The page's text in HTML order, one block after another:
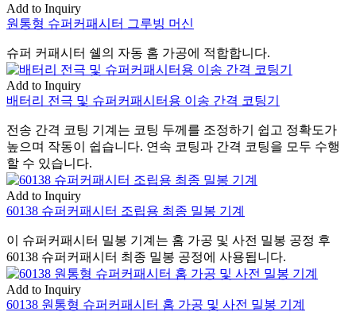
Add to Inquiry
원통형 슈퍼커패시터 그루빙 머신
슈퍼 커패시터 쉘의 자동 홈 가공에 적합합니다.
Add to Inquiry
배터리 전극 및 슈퍼커패시터용 이송 간격 코팅기
전송 간격 코팅 기계는 코팅 두께를 조정하기 쉽고 정확도가
높으며 작동이 쉽습니다. 연속 코팅과 간격 코팅을 모두 수행
할 수 있습니다.
Add to Inquiry
60138 슈퍼커패시터 조립용 최종 밀봉 기계
이 슈퍼커패시터 밀봉 기계는 홈 가공 및 사전 밀봉 공정 후
60138 슈퍼커패시터 최종 밀봉 공정에 사용됩니다.
Add to Inquiry
60138 원통형 슈퍼커패시터 홈 가공 및 사전 밀봉 기계